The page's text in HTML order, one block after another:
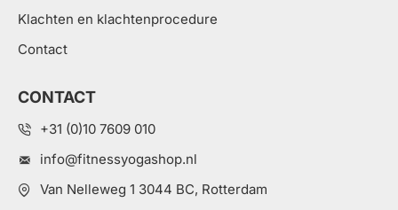
Klachten en klachtenprocedure
Contact
CONTACT
+31 (0)10 7609 010
info@fitnessyogashop.nl
Van Nelleweg 1 3044 BC, Rotterdam